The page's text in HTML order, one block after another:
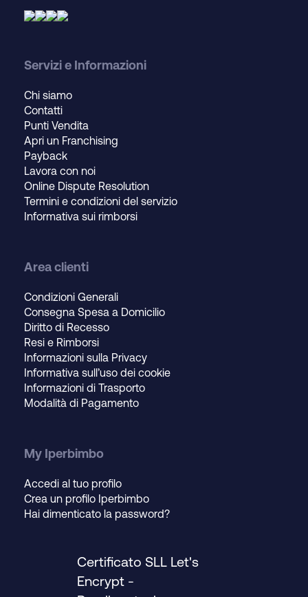
Servizi e Informazioni
Chi siamo
Contatti
Punti Vendita
Apri un Franchising
Payback
Lavora con noi
Online Dispute Resolution
Termini e condizioni del servizio
Informativa sui rimborsi
Area clienti
Condizioni Generali
Consegna Spesa a Domicilio
Diritto di Recesso
Resi e Rimborsi
Informazioni sulla Privacy
Informativa sull’uso dei cookie
Informazioni di Trasporto
Modalità di Pagamento
My Iperbimbo
Accedi al tuo profilo
Crea un profilo Iperbimbo
Hai dimenticato la password?
Certificato SLL Let's
Encrypt -